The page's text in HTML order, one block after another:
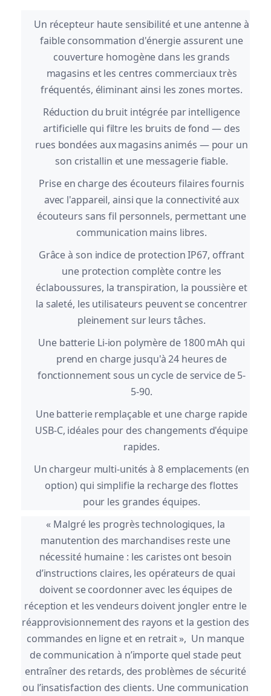
Un récepteur haute sensibilité et une antenne à
faible consommation d'énergie assurent une
couverture homogène dans les grands
magasins et les centres commerciaux très
fréquentés, éliminant ainsi les zones mortes.
Réduction du bruit intégrée par intelligence
artificielle qui filtre les bruits de fond — des
rues bondées aux magasins animés — pour un
son cristallin et une messagerie fiable.
Prise en charge des écouteurs filaires fournis
avec l'appareil, ainsi que la connectivité aux
écouteurs sans fil personnels, permettant une
communication mains libres.
Grâce à son indice de protection IP67, offrant
une protection complète contre les
éclaboussures, la transpiration, la poussière et
la saleté, les utilisateurs peuvent se concentrer
pleinement sur leurs tâches.
Une batterie Li-ion polymère de 1800 mAh qui
prend en charge jusqu'à 24 heures de
fonctionnement sous un cycle de service de 5-
5-90.
Une batterie remplaçable et une charge rapide
USB-C, idéales pour des changements d'équipe
rapides.
Un chargeur multi-unités à 8 emplacements (en
option) qui simplifie la recharge des flottes
pour les grandes équipes.
« Malgré les progrès technologiques, la
manutention des marchandises reste une
nécessité humaine : les caristes ont besoin
d’instructions claires, les opérateurs de quai
doivent se coordonner avec les équipes de
réception et les vendeurs doivent jongler entre le
réapprovisionnement des rayons et la gestion des
commandes en ligne et en retrait », Un manque
de communication à n’importe quel stade peut
entraîner des retards, des problèmes de sécurité
ou l’insatisfaction des clients. Une communication